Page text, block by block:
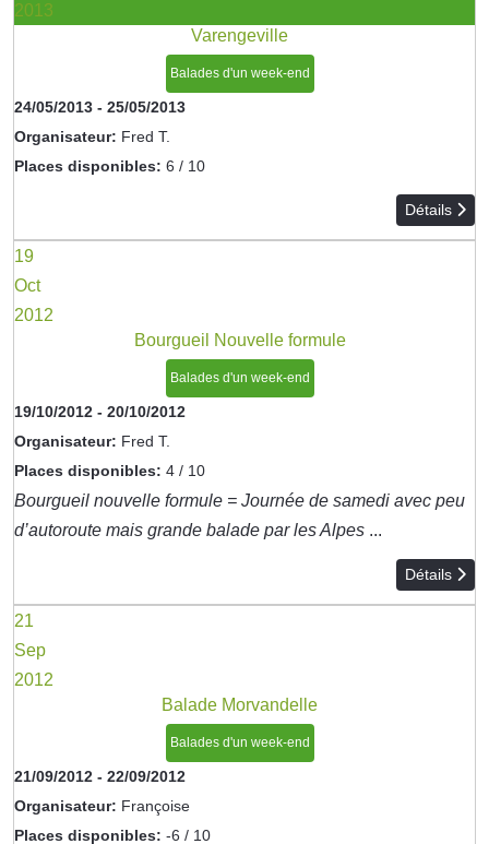
2013
Varengeville
Balades d'un week-end
24/05/2013 - 25/05/2013
Organisateur: Fred T.
Places disponibles: 6 / 10
Détails
19
Oct
2012
Bourgueil Nouvelle formule
Balades d'un week-end
19/10/2012 - 20/10/2012
Organisateur: Fred T.
Places disponibles: 4 / 10
Bourgueil nouvelle formule = Journée de samedi avec peu
d’autoroute mais grande balade par les Alpes ...
Détails
21
Sep
2012
Balade Morvandelle
Balades d'un week-end
21/09/2012 - 22/09/2012
Organisateur: Françoise
Places disponibles: -6 / 10